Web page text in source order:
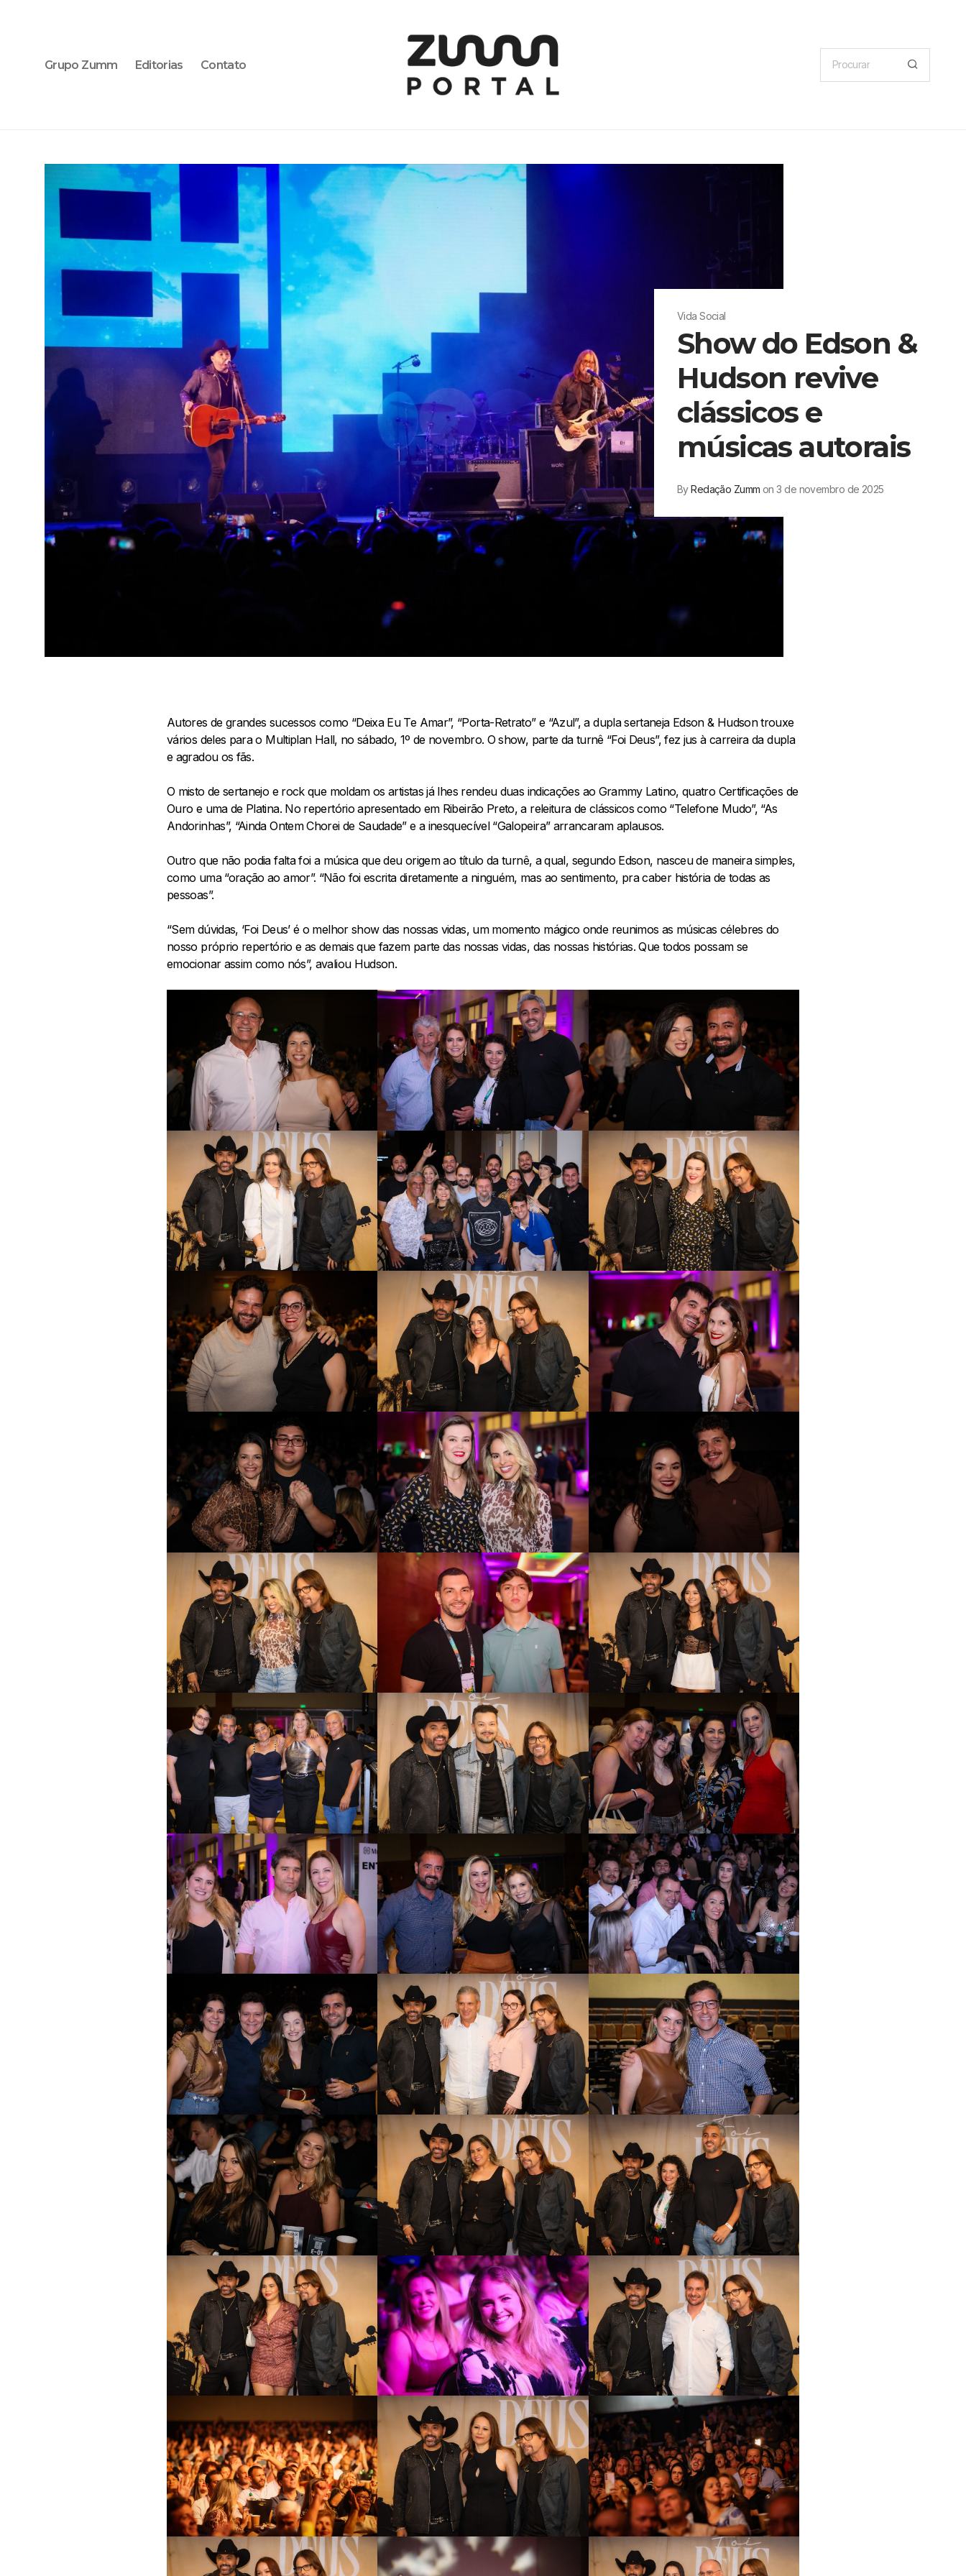
Grupo Zumm Editorias Contato
Vida Social
Show do Edson &
Hudson revive
clássicos e
músicas autorais
By Redação Zumm on 3 de novembro de 2025
Autores de grandes sucessos como “Deixa Eu Te Amar”, “Porta-Retrato” e “Azul”, a dupla sertaneja Edson & Hudson trouxe
vários deles para o Multiplan Hall, no sábado, 1º de novembro. O show, parte da turnê “Foi Deus”, fez jus à carreira da dupla
e agradou os fãs.
O misto de sertanejo e rock que moldam os artistas já lhes rendeu duas indicações ao Grammy Latino, quatro Certificações de
Ouro e uma de Platina. No repertório apresentado em Ribeirão Preto, a releitura de clássicos como “Telefone Mudo”, “As
Andorinhas”, “Ainda Ontem Chorei de Saudade” e a inesquecível “Galopeira” arrancaram aplausos.
Outro que não podia falta foi a música que deu origem ao título da turnê, a qual, segundo Edson, nasceu de maneira simples,
como uma “oração ao amor”. “Não foi escrita diretamente a ninguém, mas ao sentimento, pra caber história de todas as
pessoas”.
“Sem dúvidas, ‘Foi Deus’ é o melhor show das nossas vidas, um momento mágico onde reunimos as músicas célebres do
nosso próprio repertório e as demais que fazem parte das nossas vidas, das nossas histórias. Que todos possam se
emocionar assim como nós”, avaliou Hudson.